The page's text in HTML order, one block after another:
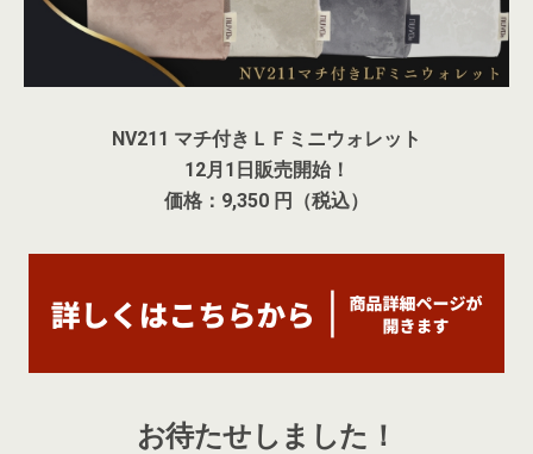
NV211 マチ付きＬＦミニウォレット
12月1日販売開始！
価格：9,350 円（税込）
お待たせしました！